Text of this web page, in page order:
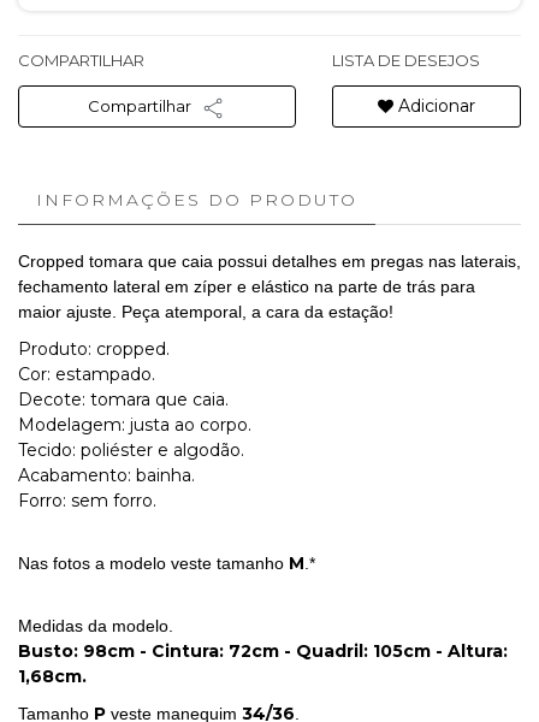
COMPARTILHAR
Compartilhar
LISTA DE DESEJOS
Adicionar
INFORMAÇÕES DO PRODUTO
Cropped tomara que caia possui detalhes em pregas nas laterais,
fechamento lateral em zíper e elástico na parte de trás para
maior ajuste. Peça atemporal, a cara da estação!
Produto: cropped.
Cor: estampado.
Decote: tomara que caia.
Modelagem: justa ao corpo.
Tecido: poliéster e algodão.
Acabamento: bainha.
Forro: sem forro.
Nas fotos a modelo veste tamanho M .*
Medidas da modelo.
Busto: 98cm - Cintura: 72cm - Quadril: 105cm - Altura:
1,68cm.
Tamanho P veste manequim 34/36